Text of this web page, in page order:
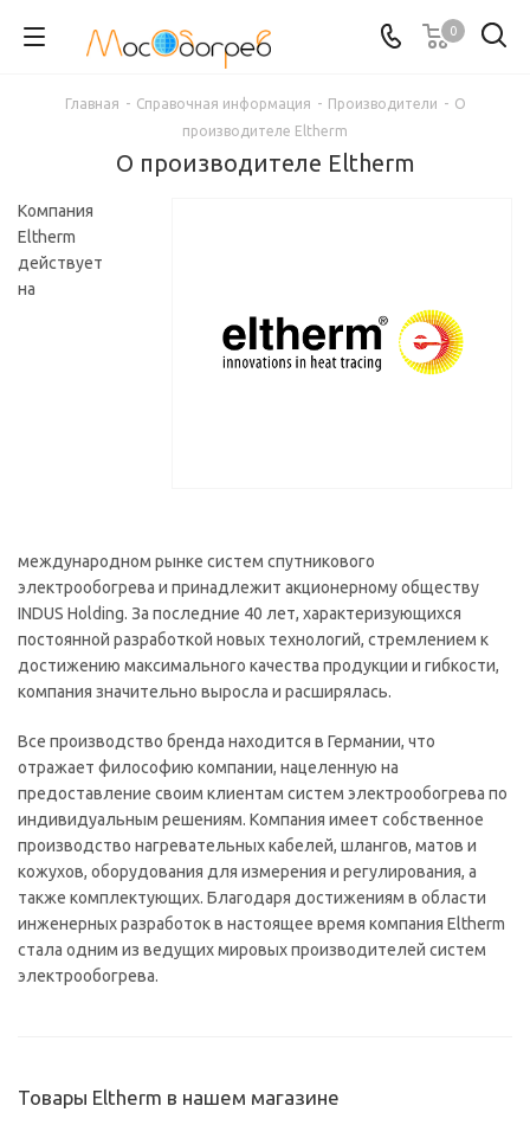
0
Главная - Справочная информация - Производители - О
производителе Eltherm
О производителе Eltherm
Компания
Еltherm
действует
на
международном рынке систем спутникового
электрообогрева и принадлежит акционерному обществу
INDUS Holding. За последние 40 лет, характеризующихся
постоянной разработкой новых технологий, стремлением к
достижению максимального качества продукции и гибкости,
компания значительно выросла и расширялась.
Все производство бренда находится в Германии, что
отражает философию компании, нацеленную на
предоставление своим клиентам систем электрообогрева по
индивидуальным решениям. Компания имеет собственное
производство нагревательных кабелей, шлангов, матов и
кожухов, оборудования для измерения и регулирования, а
также комплектующих. Благодаря достижениям в области
инженерных разработок в настоящее время компания Eltherm
стала одним из ведущих мировых производителей систем
электрообогрева.
Товары Eltherm в нашем магазине